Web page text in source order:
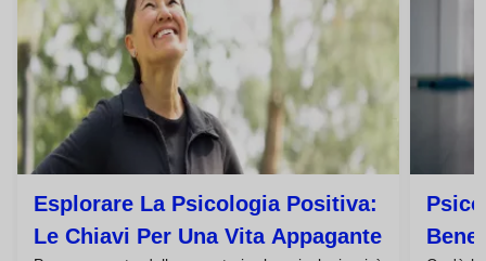
Esplorare La Psicologia Positiva:
Le Chiavi Per Una Vita Appagante